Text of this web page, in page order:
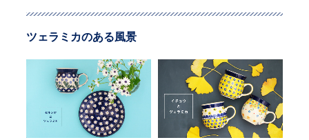
ツェラミカのある風景